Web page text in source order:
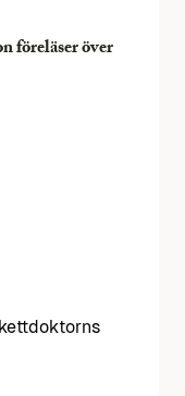
föreläser över